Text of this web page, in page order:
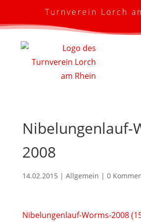
Turnverein Lorch
Nibelungenlauf-
2008
14.02.2015 | Allgemein | 0
Nibelungenlauf-Worms-2008